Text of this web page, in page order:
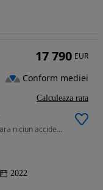
1798 cm3 • 122 CP • Provenienta: Romania - Fara niciun accident - GARANTIE 10 ANI
2022
17 790 EUR
Conform mediei
Calculeaza rata